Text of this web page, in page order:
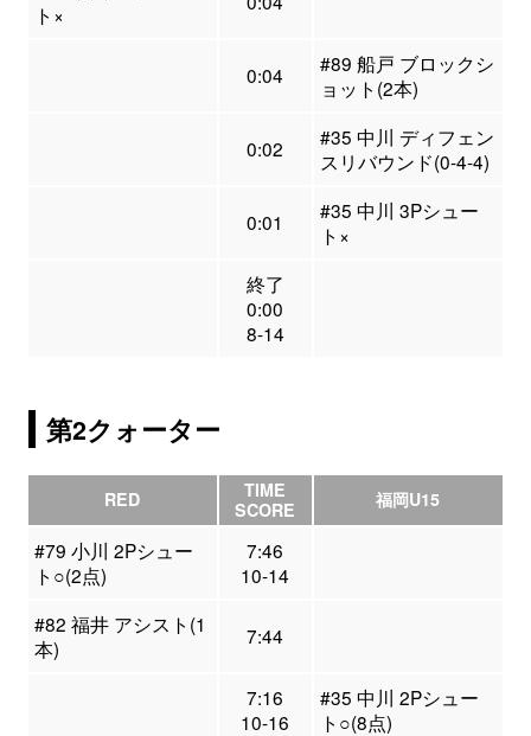
ト×
0:04
#89 船戸 ブロックシ
ョット(2本)
0:02
#35 中川 ディフェン
スリバウンド(0-4-4)
0:01
#35 中川 3Pシュー
ト×
終了
0:00
8-14
第2クォーター
RED
TIME
SCORE
福岡U15
#79 小川 2Pシュー
ト○(2点)
7:46
10-14
#82 福井 アシスト(1
本)
7:44
7:16
10-16
#35 中川 2Pシュー
ト○(8点)